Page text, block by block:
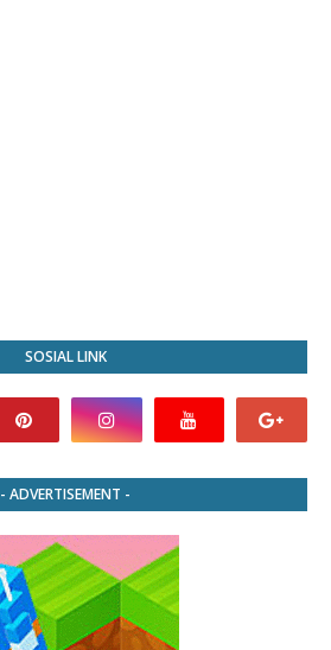
SOSIAL LINK
- ADVERTISEMENT -